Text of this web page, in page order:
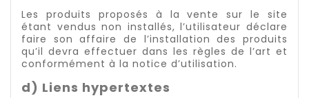
Les produits proposés à la vente sur le site
étant vendus non installés, l’utilisateur déclare
faire son affaire de l’installation des produits
qu’il devra effectuer dans les règles de l’art et
conformément à la notice d’utilisation.
d) Liens hypertextes